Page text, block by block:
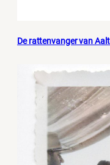
De rattenvanger van